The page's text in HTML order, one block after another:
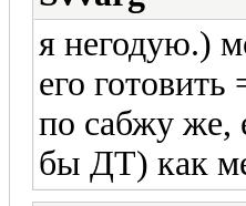
я негодую.)
его готовить
по сабжу
бы ДТ) как